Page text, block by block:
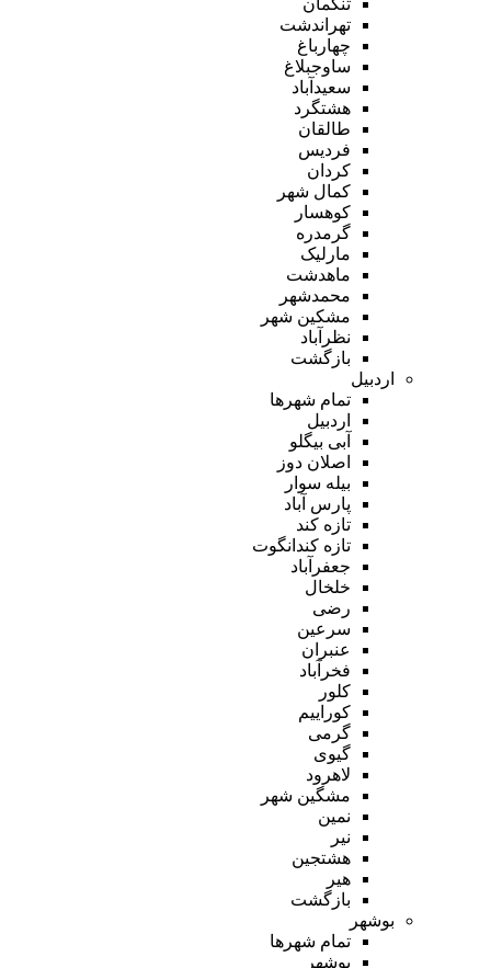
تهراندشت
چهارباغ
ساوجبلاغ
سعیدآباد
هشتگرد
طالقان
فردیس
کردان
کمال شهر
کوهسار
گرمدره
مارلیک
ماهدشت
محمدشهر
مشکین شهر
نظرآباد
بازگشت
اردبیل
تمام شهر‌ها
اردبیل
آبی بیگلو
اصلان دوز
بیله سوار
پارس آباد
تازه کند
تازه کندانگوت
جعفرآباد
خلخال
رضی
سرعین
عنبران
فخرآباد
کلور
کوراییم
گرمی
گیوی
لاهرود
مشگین شهر
نمین
نیر
هشتجین
هیر
بازگشت
بوشهر
تمام شهر‌ها
بوشهر